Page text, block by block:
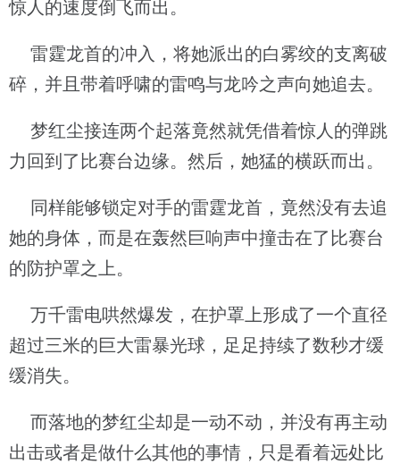
惊人的速度倒飞而出。
雷霆龙首的冲入，将她派出的白雾绞的支离破
碎，并且带着呼啸的雷鸣与龙吟之声向她追去。
梦红尘接连两个起落竟然就凭借着惊人的弹跳
力回到了比赛台边缘。然后，她猛的横跃而出。
同样能够锁定对手的雷霆龙首，竟然没有去追
她的身体，而是在轰然巨响声中撞击在了比赛台
的防护罩之上。
万千雷电哄然爆发，在护罩上形成了一个直径
超过三米的巨大雷暴光球，足足持续了数秒才缓
缓消失。
而落地的梦红尘却是一动不动，并没有再主动
出击或者是做什么其他的事情，只是看着远处比